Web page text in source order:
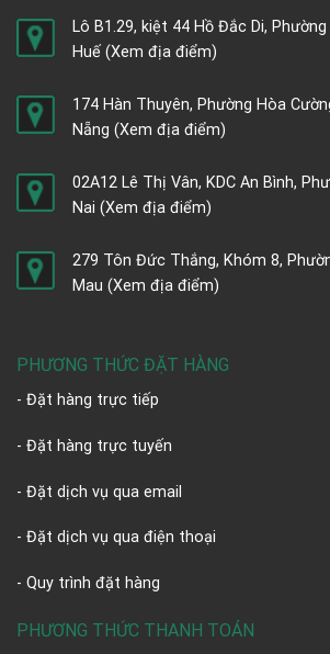
Lô B1.29, kiệt 44 Hồ Đắc Di,
Huế (Xem địa điểm)
174 Hàn Thuyên, Phường Hòa
Nẵng (Xem địa điểm)
02A12 Lê Thị Vân, KDC An Bình,
Nai (Xem địa điểm)
279 Tôn Đức Thắng, Khóm 8,
Mau (Xem địa điểm)
PHƯƠNG THỨC ĐẶT HÀNG
- Đặt hàng trực tiếp
- Đặt hàng trực tuyến
- Đặt dịch vụ qua email
- Đặt dịch vụ qua điện thoại
- Quy trình đặt hàng
PHƯƠNG THỨC THANH TOÁN